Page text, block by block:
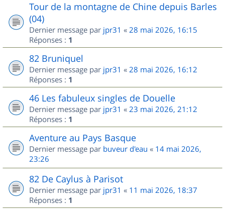
Tour de la montagne de Chine depuis Barles
(04)
Dernier message par jpr31 « 28 mai 2026, 16:15
Réponses : 1
82 Bruniquel
Dernier message par jpr31 « 28 mai 2026, 16:12
Réponses : 1
46 Les fabuleux singles de Douelle
Dernier message par jpr31 « 23 mai 2026, 21:12
Réponses : 1
Aventure au Pays Basque
Dernier message par buveur d'eau « 14 mai 2026,
23:26
82 De Caylus à Parisot
Dernier message par jpr31 « 11 mai 2026, 18:37
Réponses : 1